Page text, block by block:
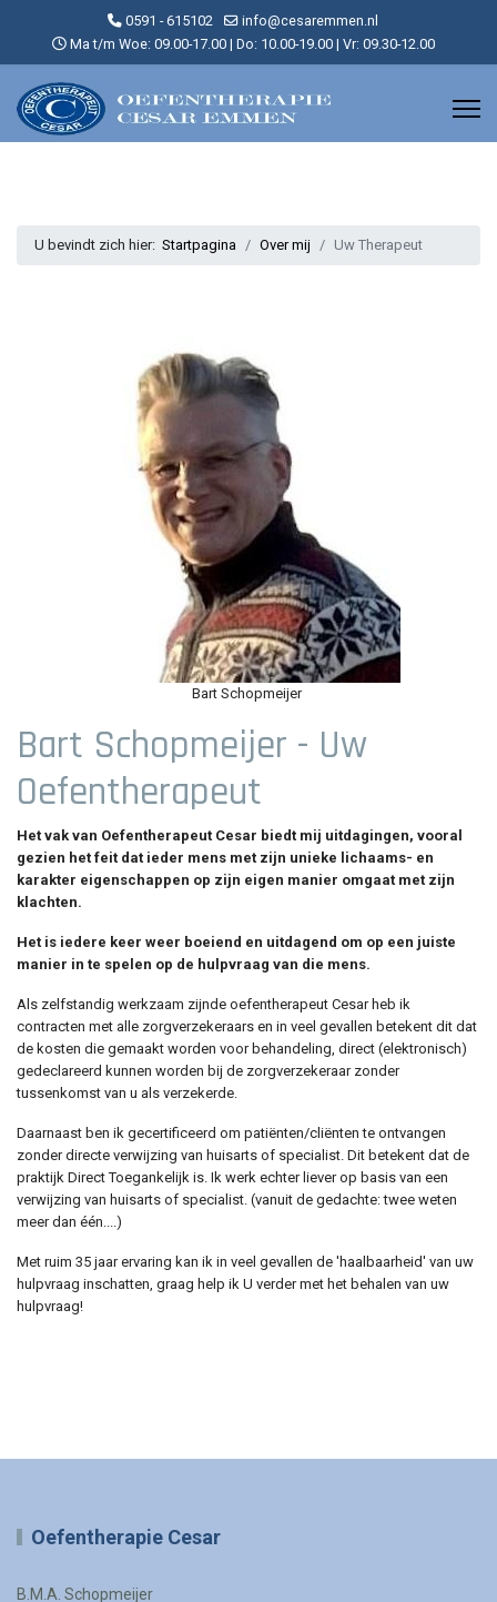
0591 - 615102
info@cesaremmen.nl
Ma t/m Woe: 09.00-17.00 | Do: 10.00-19.00 | Vr: 09.30-12.00
U bevindt zich hier: Startpagina Over mij Uw Therapeut
Bart Schopmeijer
Bart Schopmeijer - Uw
Oefentherapeut
Het vak van Oefentherapeut Cesar biedt mij uitdagingen, vooral
gezien het feit dat ieder mens met zijn unieke lichaams- en
karakter eigenschappen op zijn eigen manier omgaat met zijn
klachten.
Het is iedere keer weer boeiend en uitdagend om op een juiste
manier in te spelen op de hulpvraag van die mens.
Als zelfstandig werkzaam zijnde oefentherapeut Cesar heb ik
contracten met alle zorgverzekeraars en in veel gevallen betekent dit dat
de kosten die gemaakt worden voor behandeling, direct (elektronisch)
gedeclareerd kunnen worden bij de zorgverzekeraar zonder
tussenkomst van u als verzekerde.
Daarnaast ben ik gecertificeerd om patiënten/cliënten te ontvangen
zonder directe verwijzing van huisarts of specialist. Dit betekent dat de
praktijk Direct Toegankelijk is. Ik werk echter liever op basis van een
verwijzing van huisarts of specialist. (vanuit de gedachte: twee weten
meer dan één....)
Met ruim 35 jaar ervaring kan ik in veel gevallen de 'haalbaarheid' van uw
hulpvraag inschatten, graag help ik U verder met het behalen van uw
hulpvraag!
Oefentherapie Cesar
B.M.A. Schopmeijer